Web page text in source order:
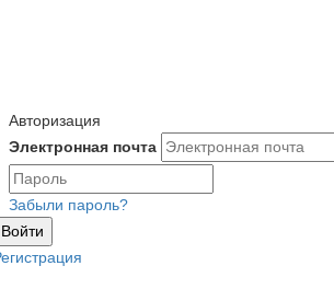
Авторизация
Электронная почта
Забыли пароль?
Войти